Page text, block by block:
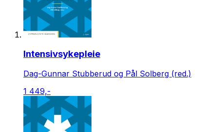
Intensivsykepleie
Dag-Gunnar Stubberud og Pål Solberg (red.)
1 449,-